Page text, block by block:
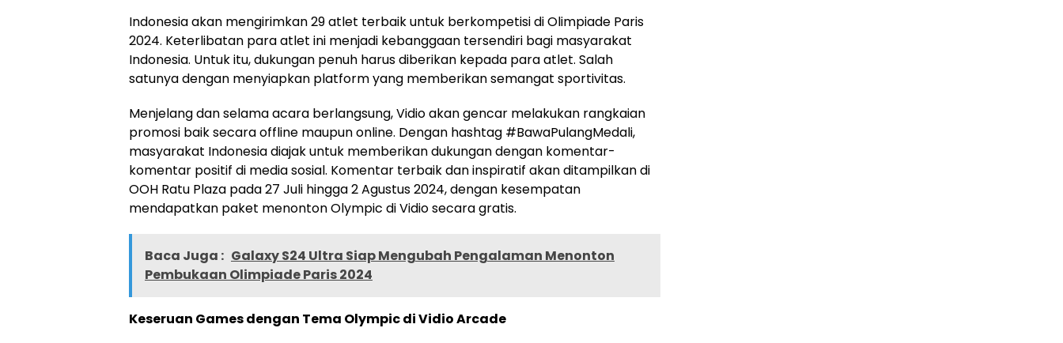
Indonesia akan mengirimkan 29 atlet terbaik untuk berkompetisi di Olimpiade Paris
2024. Keterlibatan para atlet ini menjadi kebanggaan tersendiri bagi masyarakat
Indonesia. Untuk itu, dukungan penuh harus diberikan kepada para atlet. Salah
satunya dengan menyiapkan platform yang memberikan semangat sportivitas.
Menjelang dan selama acara berlangsung, Vidio akan gencar melakukan rangkaian
promosi baik secara offline maupun online. Dengan hashtag #BawaPulangMedali,
masyarakat Indonesia diajak untuk memberikan dukungan dengan komentar-
komentar positif di media sosial. Komentar terbaik dan inspiratif akan ditampilkan di
OOH Ratu Plaza pada 27 Juli hingga 2 Agustus 2024, dengan kesempatan
mendapatkan paket menonton Olympic di Vidio secara gratis.
Baca Juga : Galaxy S24 Ultra Siap Mengubah Pengalaman Menonton
Pembukaan Olimpiade Paris 2024
Keseruan Games dengan Tema Olympic di Vidio Arcade